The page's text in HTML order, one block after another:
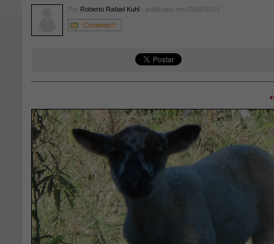
Por Roberto Rafael Kuhl - publicado em 03/06/2014
Comente!!!